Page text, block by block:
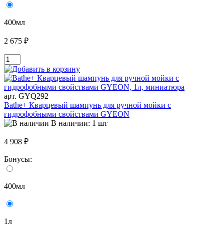
400мл
2 675 ₽
арт. GYQ292
Bathe+ Кварцевый шампунь для ручной мойки с
гидрофобными свойствами GYEON
В наличии: 1 шт
4 908 ₽
Бонусы:
400мл
1л